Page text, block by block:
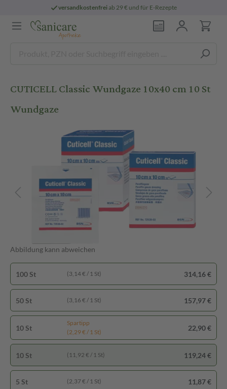
versandkostenfreiab 29 € und für E-Rezepte
CUTICELL Classic Wundgaze 10x40 cm 10 St
Wundgaze
Abbildung kann abweichen
100 St (3,14 € / 1 St) 314,16 €
50 St (3,16 € / 1 St) 157,97 €
10 St
Spartipp
(2,29 € / 1 St)
22,90 €
10 St (11,92 € / 1 St) 119,24 €
5 St (2,37 € / 1 St) 11,87 €